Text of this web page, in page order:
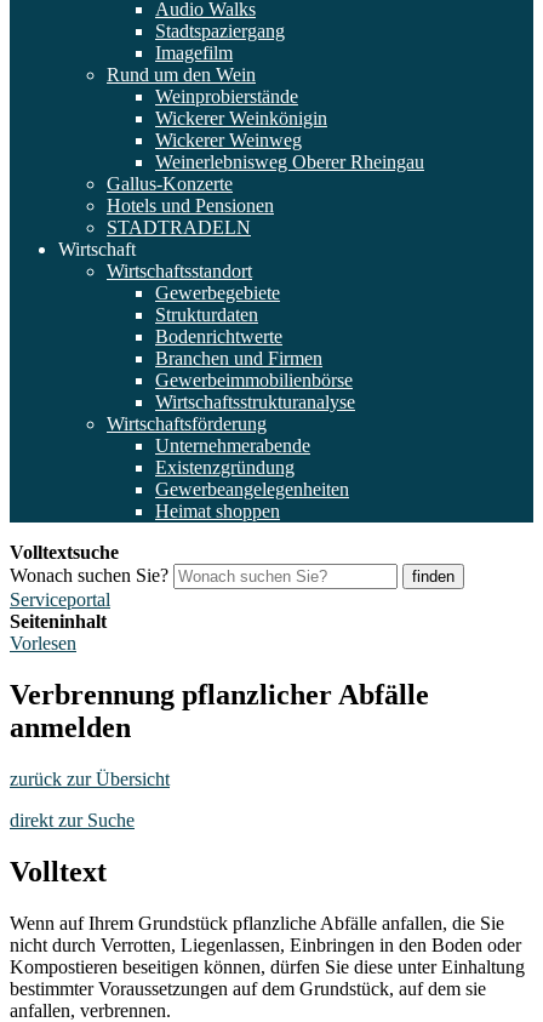
Audio Walks
Stadtspaziergang
Imagefilm
Rund um den Wein
Weinprobierstände
Wickerer Weinkönigin
Wickerer Weinweg
Weinerlebnisweg Oberer Rheingau
Gallus-Konzerte
Hotels und Pensionen
STADTRADELN
Wirtschaft
Wirtschaftsstandort
Gewerbegebiete
Strukturdaten
Bodenrichtwerte
Branchen und Firmen
Gewerbeimmobilienbörse
Wirtschaftsstrukturanalyse
Wirtschaftsförderung
Unternehmerabende
Existenzgründung
Gewerbeangelegenheiten
Heimat shoppen
Volltextsuche
Wonach suchen Sie?
finden
Serviceportal
Seiteninhalt
Vorlesen
Verbrennung pflanzlicher Abfälle
anmelden
zurück zur Übersicht
direkt zur Suche
Volltext
Wenn auf Ihrem Grundstück pflanzliche Abfälle anfallen, die Sie
nicht durch Verrotten, Liegenlassen, Einbringen in den Boden oder
Kompostieren beseitigen können, dürfen Sie diese unter Einhaltung
bestimmter Voraussetzungen auf dem Grundstück, auf dem sie
anfallen, verbrennen.